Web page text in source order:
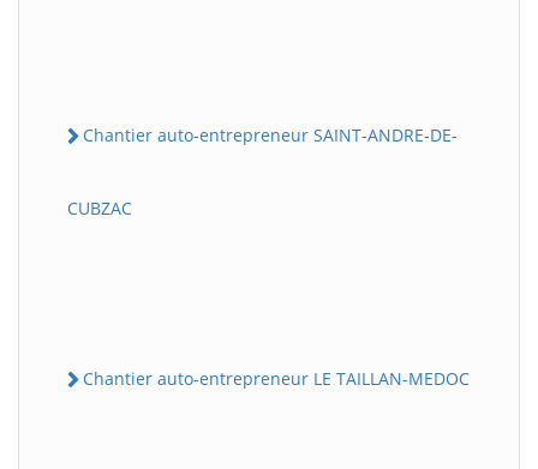
Chantier auto-entrepreneur SAINT-ANDRE-DE-
CUBZAC
Chantier auto-entrepreneur LE TAILLAN-MEDOC